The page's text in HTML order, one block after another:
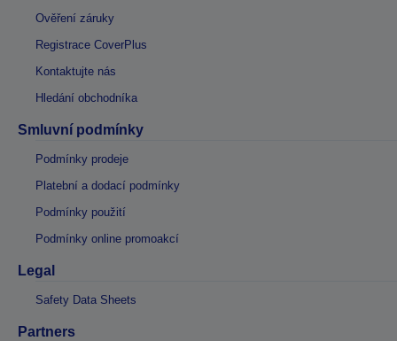
Ověření záruky
Registrace CoverPlus
Kontaktujte nás
Hledání obchodníka
Smluvní podmínky
Podmínky prodeje
Platební a dodací podmínky
Podmínky použití
Podmínky online promoakcí
Legal
Safety Data Sheets
Partners